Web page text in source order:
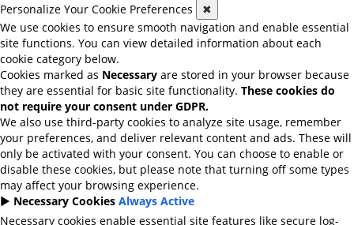
Personalize Your Cookie Preferences
✖
We use cookies to ensure smooth navigation and enable essential
site functions. You can view detailed information about each
cookie category below.
Cookies marked as Necessary are stored in your browser because
they are essential for basic site functionality. These cookies do
not require your consent under GDPR.
We also use third-party cookies to analyze site usage, remember
your preferences, and deliver relevant content and ads. These will
only be activated with your consent. You can choose to enable or
disable these cookies, but please note that turning off some types
may affect your browsing experience.
► Necessary Cookies Always Active
Necessary cookies enable essential site features like secure log-